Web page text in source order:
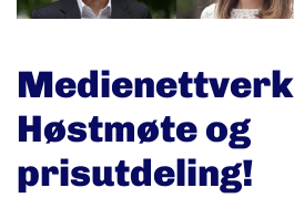
Høstmøte og
prisutdeling!